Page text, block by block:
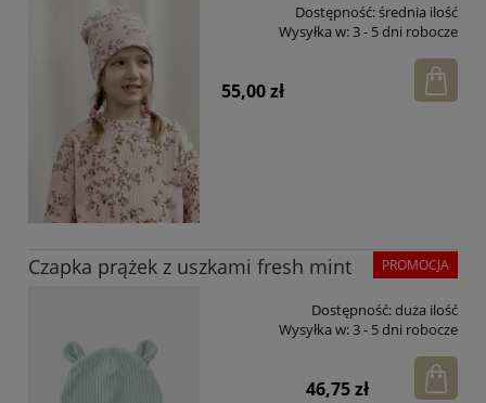
Dostępność:średnia ilość
Wysyłka w:3 - 5 dni robocze
55,00 zł
Czapka prążek z uszkami fresh mint
Dostępność:duża ilość
Wysyłka w: 3 - 5 dni robocze
46,75 zł
PROMOCJA